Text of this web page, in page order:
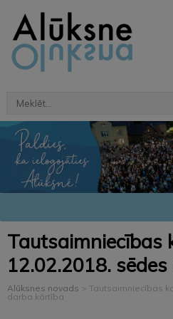
Tautsaimniecības
12.02.2018.
Alūksnes novads > Tautsaimniecības
darba kārtība